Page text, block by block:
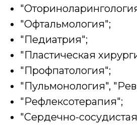
"Офтальмология";
"Педиатрия";
"Пластическая
"Профпатология";
"Пульмонология",
"Рефлексотерапия";
"Сердечно-